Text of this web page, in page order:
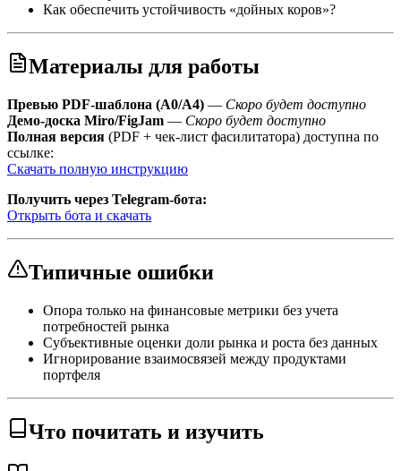
Как обеспечить устойчивость «дойных коров»?
Материалы для работы
Превью PDF-шаблона (A0/A4) — Скоро будет доступно
Демо-доска Miro/FigJam — Скоро будет доступно
Полная версия (PDF + чек-лист фасилитатора) доступна по
ссылке:
Скачать полную инструкцию
Получить через Telegram-бота:
Открыть бота и скачать
Типичные ошибки
Опора только на финансовые метрики без учета
потребностей рынка
Субъективные оценки доли рынка и роста без данных
Игнорирование взаимосвязей между продуктами
портфеля
Что почитать и изучить